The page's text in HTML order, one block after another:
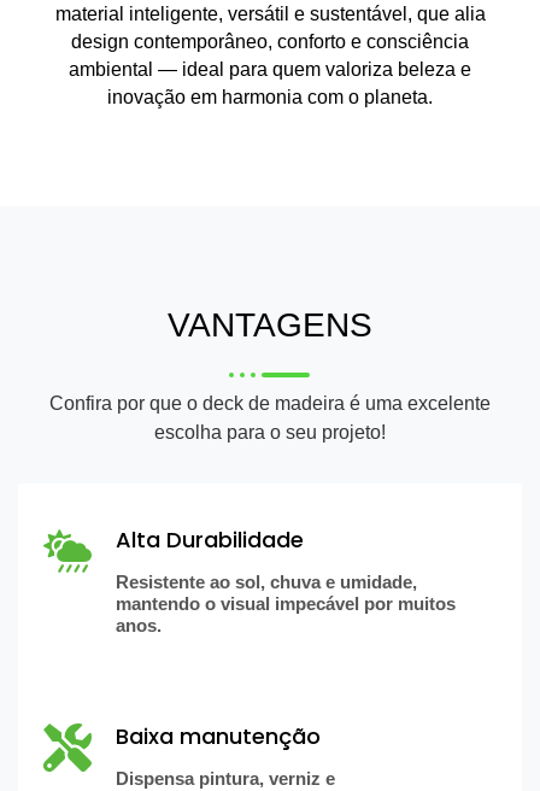
material inteligente, versátil e sustentável , que alia
design contemporâneo, conforto e consciência
ambiental — ideal para quem valoriza beleza e
inovação em harmonia com o planeta.
VANTAGENS
Confira por que o deck de madeira é uma excelente
escolha para o seu projeto!
Alta Durabilidade
Resistente ao sol, chuva e umidade,
mantendo o visual impecável por muitos
anos.
Baixa manutenção
Dispensa pintura, verniz e